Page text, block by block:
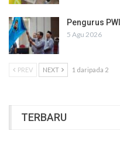
Pengurus
5 Agu 2026
PREV NEXT 1 daripada 2
TERBARU